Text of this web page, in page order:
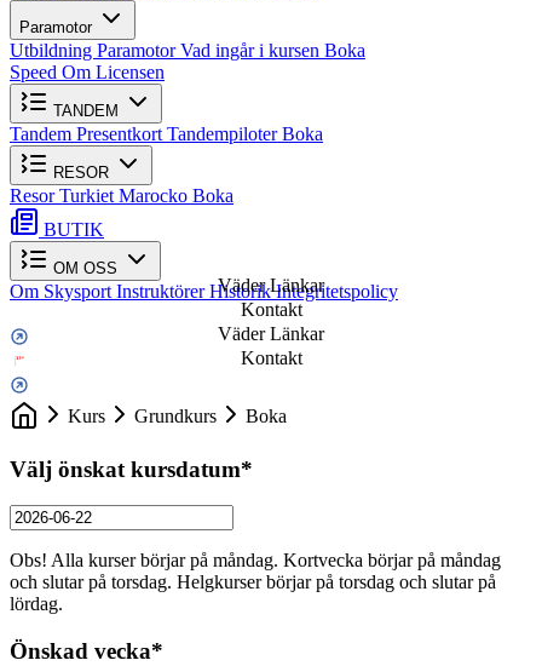
Paramotor
Utbildning ParamotorVad ingår i kursen Boka
Speed Om Licensen
TANDEM
Tandem Presentkort TandempiloterBoka
RESOR
ResorTurkiet Marocko Boka
BUTIK
OM OSS
Om Skysport InstruktörerHistorikIntegritetspolicy
Väder Länkar
Kontakt
Väder Länkar
Kontakt
Kurs Grundkurs Boka
Välj önskat kursdatum*
Obs! Alla kurser börjar på måndag. Kortvecka börjar på måndag
och slutar på torsdag. Helgkurser börjar på torsdag och slutar på
lördag.
Önskad vecka*